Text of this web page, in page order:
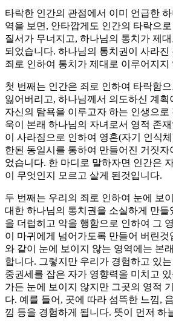
타락한 인간의 관점에서 이미 언급한
역을 보면, 안타깝게도 인간의 타락으
질서가 무너지고, 하나님의 통치가 제
되었습니다. 하나님의 통치권이 사라진
죄로 인하여 통치가 제대로 이루어지지
첫 번째는 인간은 죄로 인하여 타락함
잃어버리고, 하나님께서 의도하신 계획
자신의 탐욕을 이루고자 하는 인생으로
욱이 본래 하나님의 자녀로서 영적 존
이 사라짐으로 인하여 영혼(자기 인식
한된 동일시를 통하여 만들어진 거짓자
었습니다. 한 마디로 말하자면 인간은
이 무엇인지 모르고 살게 된것입니다.
두 번째는 우리의 죄로 인하여 눈에 보
대한 하나님의 통치권을 소실하게 만
을 더럽히고 악을 행함으로 인하여 그
이 마귀에게 넘어가도록 만들어 버린
와 같이 눈에 보이지 않는 영역에는 본
합니다. 그렇지만 우리가 경험하고 있
중권세를 잡은 자가 영향력을 미치고
가든 눈에 보이지 않지만 그곳의 영적
다. 예를 들어, 곳에 따라 섬뜩한 느낌,
낌 등을 경험하게 됩니다. 뜻이 먼저 하